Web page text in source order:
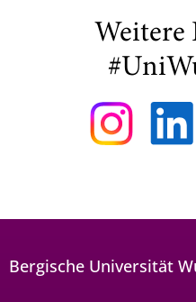
Weitere
Bergische Universität